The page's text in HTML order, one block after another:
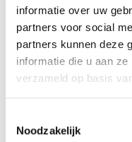
informatie over uw
partners voor social
partners kunnen deze
informatie die u aan
verzameld op basis
Noodzakelijk
€11,99